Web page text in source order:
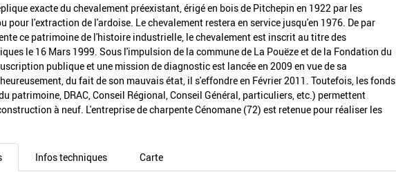
exacte du chevalement préexistant, érigé en bois de Pitchepin en 1922 par les
pour l'extraction de l'ardoise. Le chevalement restera en service jusqu'en 1976. De par
ce patrimoine de l'histoire industrielle, le chevalement est inscrit au titre des
le 16 Mars 1999. Sous l'impulsion de la commune de La Pouëze et de la Fondation du
publique et une mission de diagnostic est lancée en 2009 en vue de sa
du fait de son mauvais état, il s'effondre en Février 2011. Toutefois, les fonds
patrimoine, DRAC, Conseil Régional, Conseil Général, particuliers, etc.) permettent
à neuf. L'entreprise de charpente Cénomane (72) est retenue pour réaliser les
Infos techniques Carte